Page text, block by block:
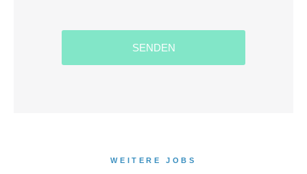
SENDEN
WEITERE JOBS